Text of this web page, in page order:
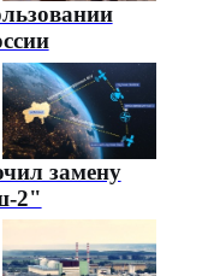
замену
2"